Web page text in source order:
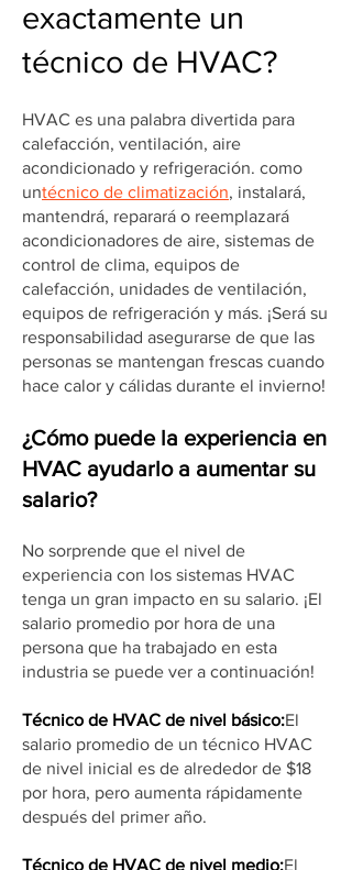
exactamente un
técnico de HVAC?
HVAC es una palabra divertida para
calefacción, ventilación, aire
acondicionado y refrigeración. como
untécnico de climatización, instalará,
mantendrá, reparará o reemplazará
acondicionadores de aire, sistemas de
control de clima, equipos de
calefacción, unidades de ventilación,
equipos de refrigeración y más. ¡Será su
responsabilidad asegurarse de que las
personas se mantengan frescas cuando
hace calor y cálidas durante el invierno!
¿Cómo puede la experiencia en
HVAC ayudarlo a aumentar su
salario?
No sorprende que el nivel de
experiencia con los sistemas HVAC
tenga un gran impacto en su salario. ¡El
salario promedio por hora de una
persona que ha trabajado en esta
industria se puede ver a continuación!
Técnico de HVAC de nivel básico:El
salario promedio de un técnico HVAC
de nivel inicial es de alrededor de $18
por hora, pero aumenta rápidamente
después del primer año.
Técnico de HVAC de nivel medio:El